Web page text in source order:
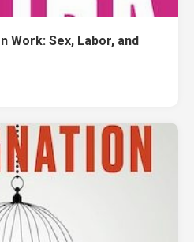
Work: Sex, Labor, and